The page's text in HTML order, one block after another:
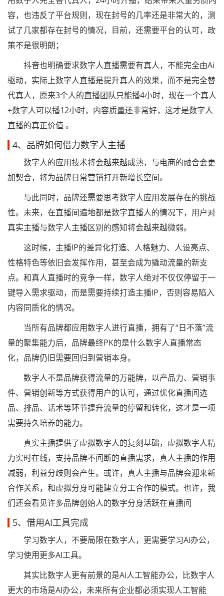
容，也违反了平台规则，现在封号的几率还是非常大的，测
试了几家都存在封号的情况，目前，还需要平台的认可，政
策不是很明朗；
抖音也明确要求数字人直播需要有真人，不能完全由Ai
驱动，实际上数字人直播是提升真人的效果，而不是完全替
代真人，原来3个人的直播团队只能播4小时，现在一个真人
+数字人可以播12小时，内容质量还非常好，这才是数字人
直播的真正价值 。
4、品牌如何借力数字人主播
数字人的应用技术将会越来越成熟，与电商的融合会更
加契合，将为品牌日常营销打开新增长空间。
与此同时，品牌还需要思考数字人应用发展存在的挑战
性。未来，在直播间遍地都是数字直播人的情况下，用户对
真实主播与数字人主播区别的感知将会越来越微弱。
这时候，主播IP的差异化打造、人格魅力、人设亮点、
性格特色等依旧会发挥作用，甚至会成为撬动流量的新支
点。和真人直播时的竞争一样，数字人绝对不仅仅停留于一
键导入需求驱动，而是需要持续打造主播IP，否则容易陷入
内容同质化的情况。
当所有品牌都应用数字人进行直播，拥有了“日不落”流
量的聚集能力后，品牌最终PK的是什么数字人直播常态
化，品牌仍旧需要回归到营销本身。
数字人不是品牌获得流量的万能牌，以产品力、营销事
件、营销创新等方式获得用户的认可，通过优化直播间选
品、排品、话术等环节提升流量的停留和转化，这才是一项
需要持久培养的能力。
真实主播提供了虚拟数字人的复刻基础，虚拟数字人精
力实时在线，支持品牌不间断的直播需求，真人主播的作用
减弱，利益分歧则会产生。或许，真人主播与品牌会迎来新
合作关系，和虚拟分身可能建立分工合作的模式。也许，我
们还会看见许多品牌创始人的数字分身活跃在直播间
5、借用AI工具完成
学习数字人，不要局限在数字人，更需要学习Ai办公，
学习使用更多AI工具。
其实比数字人更有前景的是Ai人工智能办公，比数字人
更大的市场是AI办公，未来所有企业都必须实现人工智能